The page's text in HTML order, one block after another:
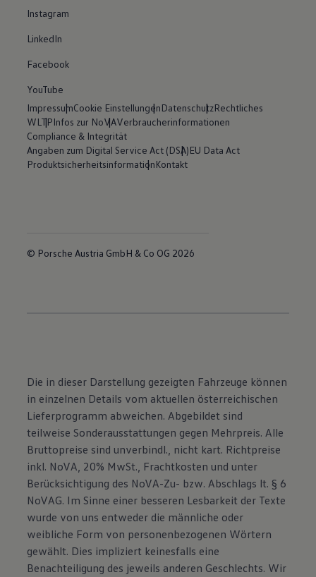
Instagram
LinkedIn
Facebook
YouTube
ImpressumCookie EinstellungenDatenschutzRechtliches
WLTPInfos zur NoVAVerbraucherinformationen
Compliance & Integrität
Angaben zum Digital Service Act (DSA)EU Data Act
ProduktsicherheitsinformationKontakt
© Porsche Austria GmbH & Co OG 2026
Die in dieser Darstellung gezeigten Fahrzeuge können
in einzelnen Details vom aktuellen österreichischen
Lieferprogramm abweichen. Abgebildet sind
teilweise Sonderausstattungen gegen Mehrpreis. Alle
Bruttopreise sind unverbindl., nicht kart. Richtpreise
inkl. NoVA, 20% MwSt., Frachtkosten und unter
Berücksichtigung des NoVA-Zu- bzw. Abschlags lt. § 6
NoVAG. Im Sinne einer besseren Lesbarkeit der Texte
wurde von uns entweder die männliche oder
weibliche Form von personenbezogenen Wörtern
gewählt. Dies impliziert keinesfalls eine
Benachteiligung des jeweils anderen Geschlechts. Wir